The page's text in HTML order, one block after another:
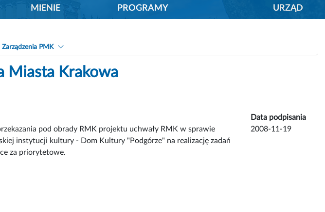
MIENIE
PROGRAMY
URZĄD
Zarządzenia PMK
Miasta Krakowa
Data podpisania
pod obrady RMK projektu uchwały RMK w sprawie
instytucji kultury - Dom Kultury "Podgórze" na realizację zadań
za priorytetowe.
2008-11-19